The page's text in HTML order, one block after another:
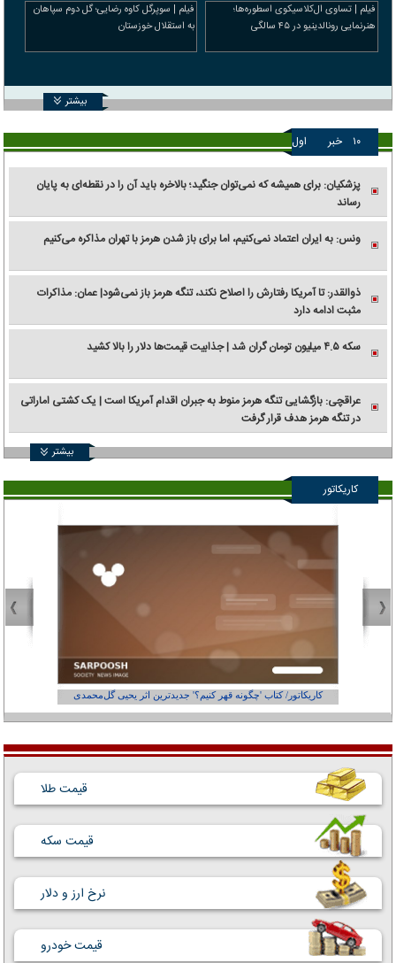
فیلم | تساوی ال‌کلاسیکوی اسطوره‌ها؛
هنرنمایی رونالدینیو در ۴۵ سالگی
فیلم | سوپرگل کاوه رضایی؛ گل دوم سپاهان
به استقلال خوزستان
بیشتر
۱۰ خبر اول
پزشکیان: برای همیشه که نمی‌توان جنگید؛ بالاخره باید آن را در نقطه‌ای به پایان
رساند
ونس: به ایران اعتماد نمی‌کنیم، اما برای باز شدن هرمز با تهران مذاکره می‌کنیم
ذوالقدر: تا آمریکا رفتارش را اصلاح نکند، تنگه هرمز باز نمی‌شود| عمان: مذاکرات
مثبت ادامه دارد
سکه ۴.۵ میلیون تومان گران شد | جذابیت قیمت‌ها دلار را بالا کشید
عراقچی: بازگشایی تنگه هرمز منوط به جبران اقدام آمریکا است | یک کشتی اماراتی
در تنگه هرمز هدف قرار گرفت
بیشتر
کاریکاتور
کاریکاتور/ کتاب 'چگونه قهر کنیم؟' جدیدترین اثر یحیی گل‌محمدی
قیمت طلا
قیمت سکه
نرخ ارز و دلار
قیمت خودرو